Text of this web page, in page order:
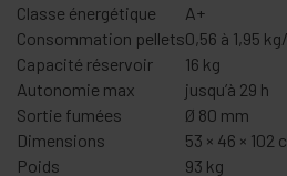
Classe énergétique
A+
Consommation pellets0,56 à 1,95
Capacité réservoir
16 kg
Autonomie max
jusqu’à 29 h
Sortie fumées
Ø 80 mm
Dimensions
53 × 46 × 102
Poids
93 kg